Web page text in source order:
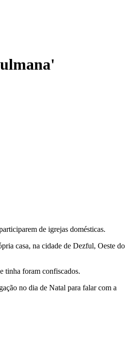
de igrejas domésticas.
casa, na cidade de Dezful, Oeste do
tinha foram confiscados.
no dia de Natal para falar com a